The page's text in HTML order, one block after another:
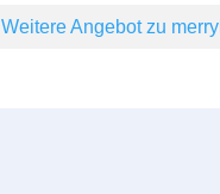
Weitere Angebot zu merryll